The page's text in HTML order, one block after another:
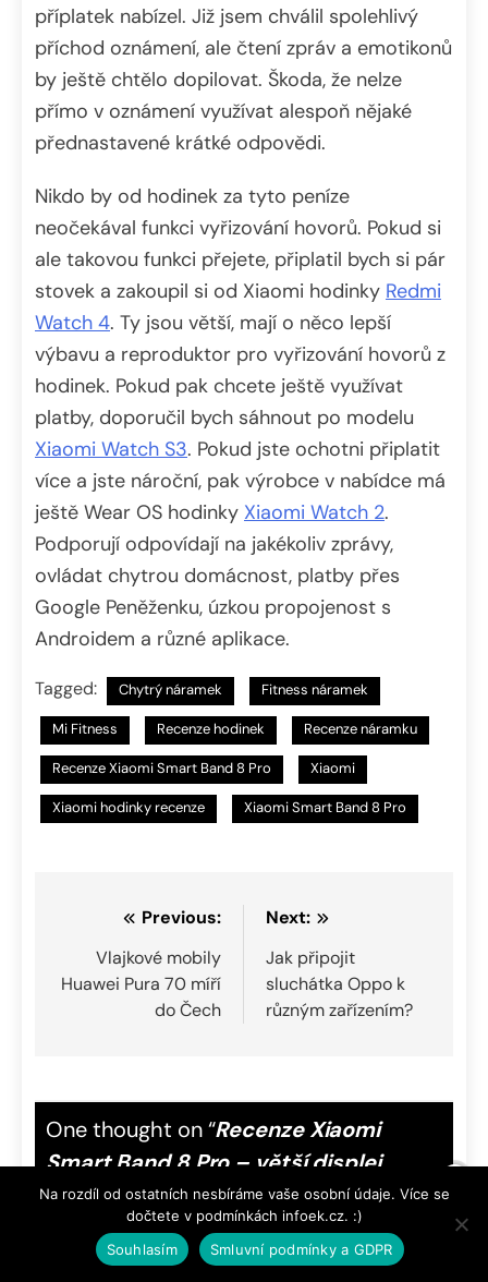
příplatek nabízel. Již jsem chválil spolehlivý
příchod oznámení, ale čtení zpráv a emotikonů
by ještě chtělo dopilovat. Škoda, že nelze
přímo v oznámení využívat alespoň nějaké
přednastavené krátké odpovědi.
Nikdo by od hodinek za tyto peníze
neočekával funkci vyřizování hovorů. Pokud si
ale takovou funkci přejete, připlatil bych si pár
stovek a zakoupil si od Xiaomi hodinky Redmi
Watch 4. Ty jsou větší, mají o něco lepší
výbavu a reproduktor pro vyřizování hovorů z
hodinek. Pokud pak chcete ještě využívat
platby, doporučil bych sáhnout po modelu
Xiaomi Watch S3. Pokud jste ochotni připlatit
více a jste nároční, pak výrobce v nabídce má
ještě Wear OS hodinky Xiaomi Watch 2.
Podporují odpovídají na jakékoliv zprávy,
ovládat chytrou domácnost, platby přes
Google Peněženku, úzkou propojenost s
Androidem a různé aplikace.
Tagged: Chytrý náramek Fitness náramek
Mi Fitness Recenze hodinek Recenze náramku
Recenze Xiaomi Smart Band 8 Pro Xiaomi
Xiaomi hodinky recenze Xiaomi Smart Band 8 Pro
Navigace
pro
příspěvek
Previous:
Vlajkové mobily
Huawei Pura 70 míří
do Čech
Next:
Jak připojit
sluchátka Oppo k
různým zařízením?
One thought on “Recenze Xiaomi
Smart Band 8 Pro – větší displej,
nízká cena”
Na rozdíl od ostatních nesbíráme vaše osobní údaje. Více se
dočtete v podmínkách infoek.cz. :)
Souhlasím
Smluvní podmínky a GDPR